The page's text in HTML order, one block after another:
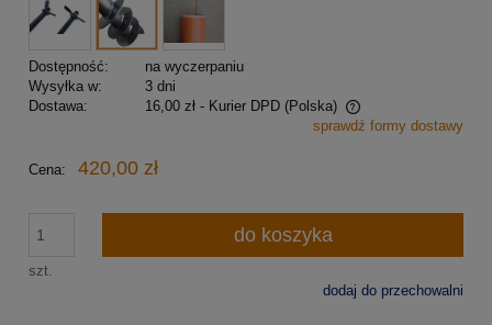
Dostępność:
na wyczerpaniu
Wysyłka w:
3 dni
Dostawa:
16,00 zł - Kurier DPD (Polska)
Cena nie zawiera ewentualnych kosztów płatnościsprawdź formy dostawy
Cena: 420,00 zł
szt.
do koszyka
dodaj do przechowalni